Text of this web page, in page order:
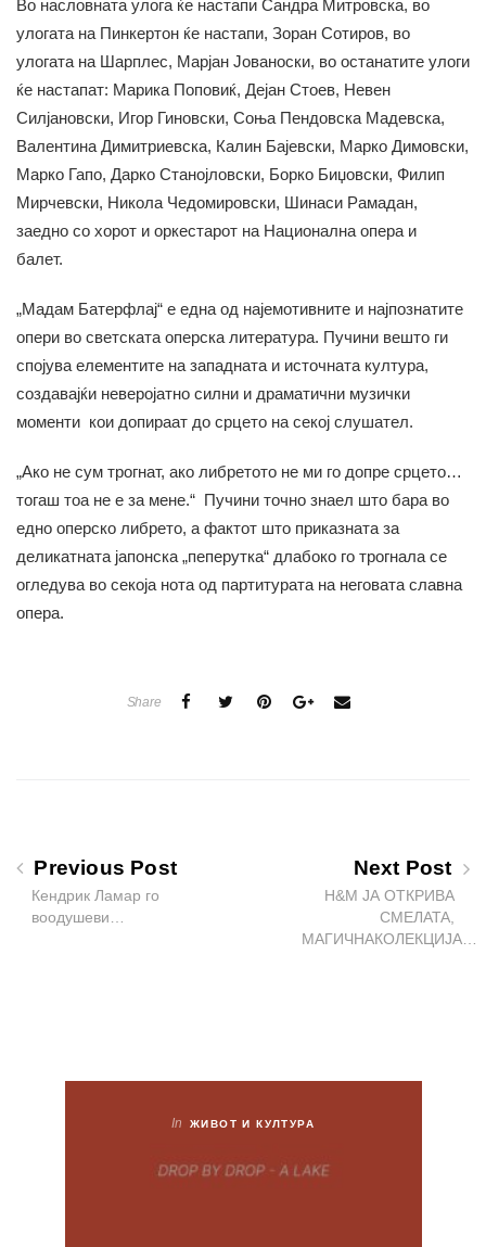
Во насловната улога ќе настапи Сандра Митровска, во
улогата на Пинкертон ќе настапи, Зоран Сотиров, во
улогата на Шарплес, Марјан Јованоски, во останатите улоги
ќе настапат: Марика Поповиќ, Дејан Стоев, Невен
Силјановски, Игор Гиновски, Соња Пендовска Мадевска,
Валентина Димитриевска, Калин Бајевски, Марко Димовски,
Марко Гапо, Дарко Станојловски, Борко Биџовски, Филип
Мирчевски, Никола Чедомировски, Шинаси Рамадан,
заедно со хорот и оркестарот на Национална опера и
балет.
„Мадам Батерфлај“ е една од најемотивните и најпознатите
опери во светската оперска литература. Пучини вешто ги
спојува елементите на западната и источната култура,
создавајќи неверојатно силни и драматични музички
моменти кои допираат до срцето на секој слушател.
„Ако не сум трогнат, ако либретото не ми го допре срцето…
тогаш тоа не е за мене.“ Пучини точно знаел што бара во
едно оперско либрето, а фактот што приказната за
деликатната јапонска „пеперутка“ длабоко го трогнала се
огледува во секоја нота од партитурата на неговата славна
опера.
Share
Previous Post
Кендрик Ламар го
воодушеви…
Next Post
H&M ЈА ОТКРИВА
СМЕЛATA,
МАГИЧНАКОЛЕКЦИЈА…
In ЖИВОТ И КУЛТУРА